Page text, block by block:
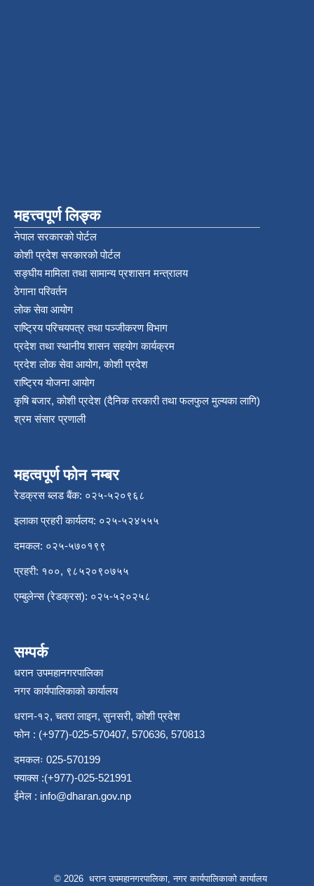
महत्त्वपूर्ण लिङ्क
नेपाल सरकारको पोर्टल
कोशी प्रदेश सरकारको पोर्टल
सङ्‍घीय मामिला तथा सामान्य प्रशासन मन्त्रालय
ठेगाना परिवर्तन
लोक सेवा आयोग
राष्ट्रिय परिचयपत्र तथा पञ्‍जीकरण विभाग
प्रदेश तथा स्थानीय शासन सहयोग कार्यक्रम
प्रदेश लोक सेवा आयोग, कोशी प्रदेश
राष्ट्रिय योजना आयोग
कृषि बजार, कोशी प्रदेश (दैनिक तरकारी तथा फलफुल मुल्यका लागि)
श्रम संसार प्रणाली
महत्वपूर्ण फोन नम्बर
रेडक्रस ब्लड बैंक: ०२५-५२०९६८
इलाका प्रहरी कार्यलय: ०२५-५२४५५५
दमकल: ०२५-५७०१९९
प्रहरी: १००, ९८५२०९०७५५
एम्बुलेन्स (रेडक्रस): ०२५-५२०२५८
सम्पर्क
धरान उपमहानगरपालिका
नगर कार्यपालिकाको कार्यालय
धरान-१२, चतरा लाइन, सुनसरी, कोशी प्रदेश
फोन : (+977)-025-570407, 570636, 570813
दमकलः 025-570199
फ्याक्स :(+977)-025-521991
ईमेल : info@dharan.gov.np
© 2026 धरान उपमहानगरपालिका, नगर कार्यपालिकाको कार्यालय